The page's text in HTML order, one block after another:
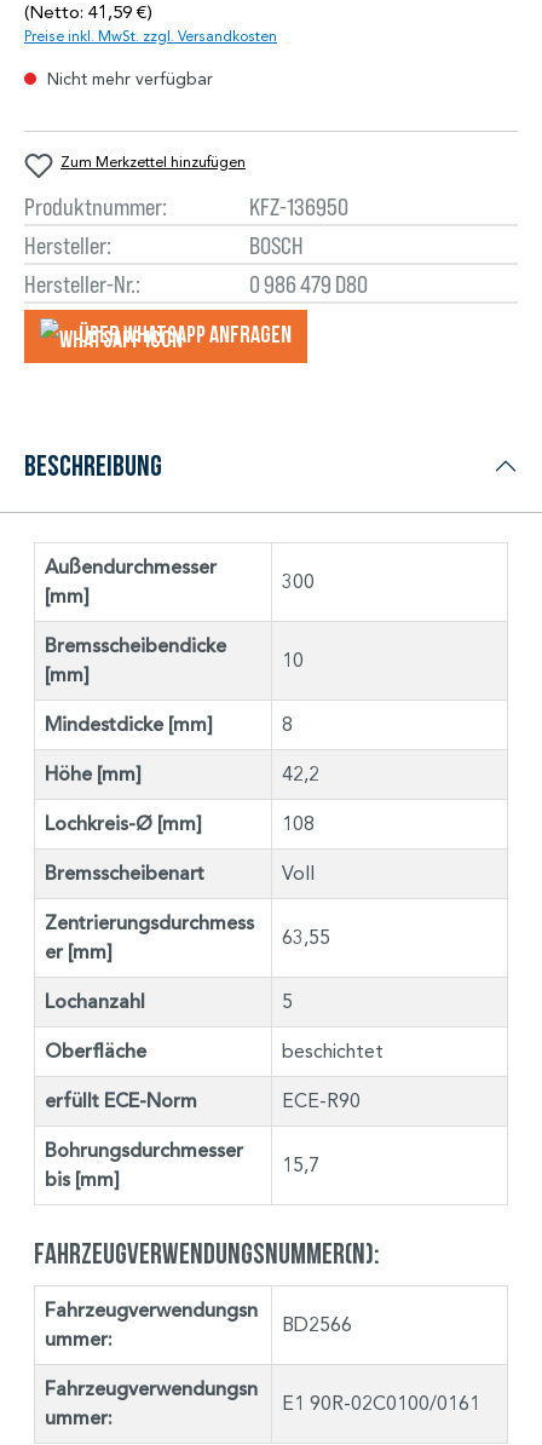
(Netto: 41,59 €)
Preise inkl. MwSt. zzgl. Versandkosten
Nicht mehr verfügbar
Zum Merkzettel hinzufügen
Produktnummer:
KFZ-136950
Hersteller:
BOSCH
Hersteller-Nr.:
0 986 479 D80
Über WhatsApp anfragеn
Beschreibung
Außendurchmesser
[mm]
300
Bremsscheibendicke
[mm]
10
Mindestdicke [mm] 8
Höhe [mm] 42,2
Lochkreis-Ø [mm] 108
Bremsscheibenart Voll
Zentrierungsdurchmess
er [mm]
63,55
Lochanzahl 5
Oberfläche beschichtet
erfüllt ECE-Norm ECE-R90
Bohrungsdurchmesser
bis [mm]
15,7
Fahrzeugverwendungsnummer(n):
Fahrzeugverwendungsn
ummer:
BD2566
Fahrzeugverwendungsn
ummer:
E1 90R-02C0100/0161